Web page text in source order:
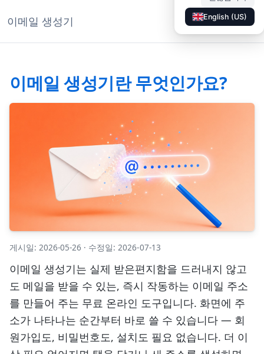
이메일 생성기 문서 ◐ KO
English (US)
이메일 생성기란 무엇인가요?
게시일: 2026-05-26 · 수정일: 2026-07-13
이메일 생성기는 실제 받은편지함을 드러내지 않고
도 메일을 받을 수 있는, 즉시 작동하는 이메일 주소
를 만들어 주는 무료 온라인 도구입니다. 화면에 주
소가 나타나는 순간부터 바로 쓸 수 있습니다 — 회
원가입도, 비밀번호도, 설치도 필요 없습니다. 더 이